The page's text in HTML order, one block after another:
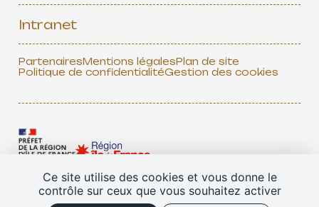
Ce site utilise des cookies et vous donne le
contrôle sur ceux que vous souhaitez activer
Intranet
PartenairesMentions légalesPlan de site
Politique de confidentialitéGestion des cookies
TOUS NOS PARTENAIRES